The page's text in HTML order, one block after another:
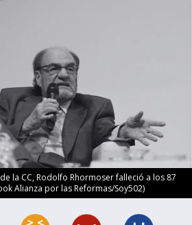
la CC, Rodolfo Rhormoser falleció a los 87
Alianza por las Reformas/Soy502)